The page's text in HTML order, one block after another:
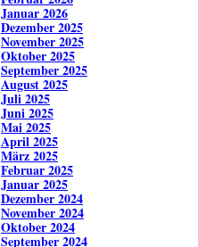
Januar 2026
Dezember 2025
November 2025
Oktober 2025
September 2025
August 2025
Juli 2025
Juni 2025
Mai 2025
April 2025
März 2025
Februar 2025
Januar 2025
Dezember 2024
November 2024
Oktober 2024
September 2024